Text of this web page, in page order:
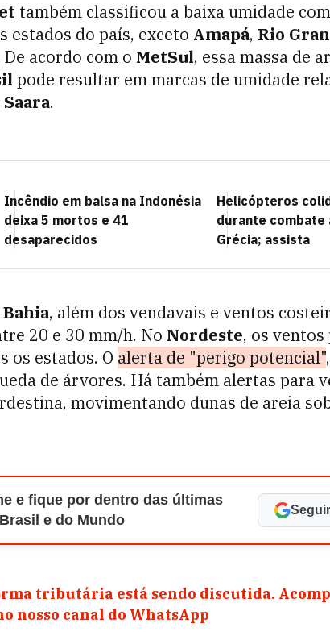
também classificou a baixa umidade
estados do país, exceto Amapá, Rio
De acordo com o MetSul, essa massa de
pode resultar em marcas de umidade
Saara.
Incêndio em balsa na Indonésia
deixa 5 mortos e 41
desaparecidos
Helicópteros
durante combate
Grécia; assista
Bahia, além dos vendavais e ventos
20 e 30 mm/h. No Nordeste, os ventos
os estados. O alerta de "perigo potencial"
de árvores. Há também alertas para
movimentando dunas de areia
e fique por dentro das últimas
e do Mundo
tributária está sendo discutida.
nosso canal do WhatsApp